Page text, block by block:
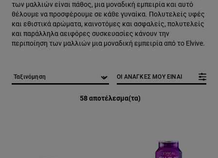
των μαλλιών είναι πάθος, μια μοναδική εμπειρία και αυτό
θέλουμε να προσφέρουμε σε κάθε γυναίκα. Πολυτελείς υφές
και εθιστικά αρώματα, καινοτόμες και ασφαλείς, πολυτελείς
και παράλληλα αειφόρες συσκευασίες κάνουν την
περιποίηση των μαλλιών μια μοναδική εμπειρία από το Elvive.
58 αποτέλεσμα(τα)
ΟΙ ΑΝΑΓΚΕΣ ΜΟΥ ΕΙΝΑΙ